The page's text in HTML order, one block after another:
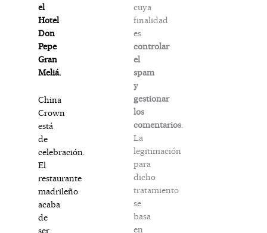
el
Hotel
Don
Pepe
Gran
Meliá.
China
Crown
está
de
celebración.
El
restaurante
madrileño
acaba
de
ser
cuya
finalidad
es
controlar
el
spam
y
gestionar
los
comentarios.
La
legitimación
para
dicho
tratamiento
se
basa
en